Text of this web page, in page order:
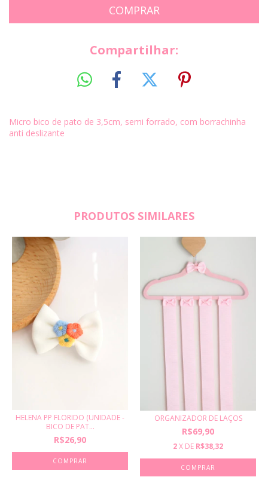
Compartilhar:
Micro bico de pato de 3,5cm, semi forrado, com borrachinha
anti deslizante
PRODUTOS SIMILARES
HELENA PP FLORIDO (UNIDADE -
BICO DE PAT...
R$26,90
ORGANIZADOR DE LAÇOS
R$69,90
2X DE R$38,32